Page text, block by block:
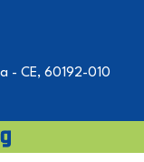
- CE, 60192-010